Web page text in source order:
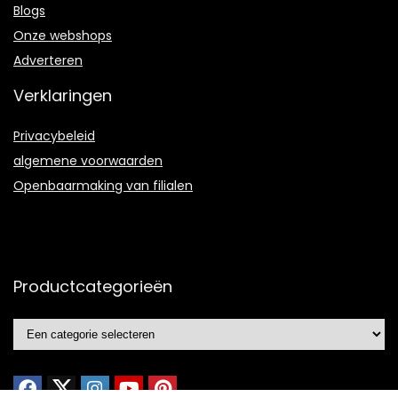
Blogs
Onze webshops
Adverteren
Verklaringen
Privacybeleid
algemene voorwaarden
Openbaarmaking van filialen
Productcategorieën